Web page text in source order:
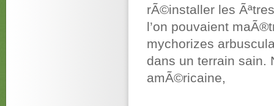
rÃ©installer les
l’on pouvaient
mychorizes
dans un terrain sain.
amÃ©ricaine,